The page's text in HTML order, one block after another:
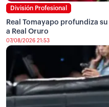
División Profesional
Real Tomayapo profundiza
a Real Oruro
07/08/2026 21:53